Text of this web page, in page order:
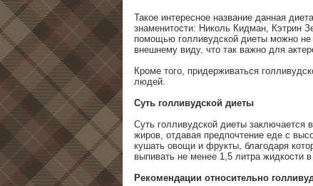
Такое интересное название данная
знаменитости: Николь Кидман, Кэтрин
помощью голливудской диеты можно не
внешнему виду, что так важно для
Кроме того, придерживаться
людей.
Суть голливудской диеты
Суть голливудской диеты заключается
жиров, отдавая предпочтение еде с
кушать овощи и фрукты, благодаря
выпивать не менее 1,5 литра жидкости
Рекомендации относительно